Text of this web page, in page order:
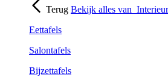
Terug Bekijk alles van
Eettafels
Salontafels
Bijzettafels